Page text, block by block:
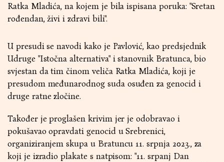
Ratka Mladića, na kojem je bila ispisana poruka: "Sretan
rođendan, živi i zdravi bili".
U presudi se navodi kako je Pavlović, kao predsjednik
Udruge "Istočna alternativa" i stanovnik Bratunca, bio
svjestan da tim činom veliča Ratka Mladića, koji je
presudom međunarodnog suda osuđen za genocid i
druge ratne zločine.
Također je proglašen krivim jer je odobravao i
pokušavao opravdati genocid u Srebrenici,
organiziranjem skupa u Bratuncu 11. srpnja 2023., za
koji je izradio plakate s natpisom: "11. srpanj Dan